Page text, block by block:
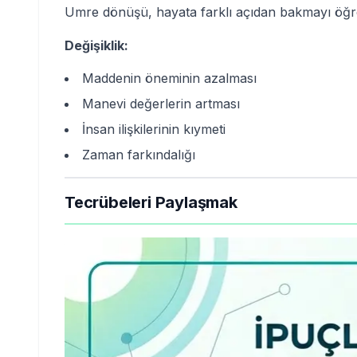
Umre dönüşü, hayata farklı açıdan bakmayı
Değişiklik:
Maddenin öneminin azalması
Manevi değerlerin artması
İnsan ilişkilerinin kıymeti
Zaman farkındalığı
Tecrübeleri Paylaşmak